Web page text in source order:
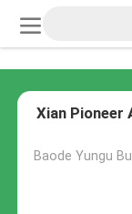
Xian Pioneer
Baode Yungu